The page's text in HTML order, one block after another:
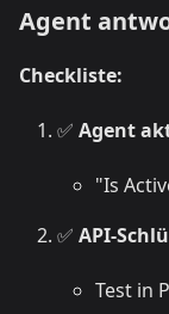
Agent
Checkliste:
✅ Agent
"Is
✅ API-
Test in